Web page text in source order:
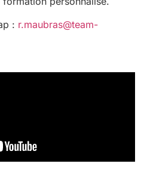
: r.maubras@team-